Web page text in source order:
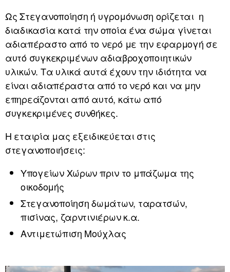
Ως Στεγανοποίηση ή υγρομόνωση ορίζεται η
διαδικασία κατά την οποία ένα σώμα γίνεται
αδιαπέραστο από το νερό με την εφαρμογή σε
αυτό συγκεκριμένων αδιαβροχοποιητικών
υλικών. Τα υλικά αυτά έχουν την ιδιότητα να
είναι αδιαπέραστα από το νερό και να μην
επηρεάζονται από αυτό, κάτω από
συγκεκριμένες συνθήκες.
Η εταιρία μας εξειδικεύεται στις
στεγανοποιήσεις:
Υπογείων Χώρων πριν το μπάζωμα της
οικοδομής
Στεγανοποίηση δωμάτων, ταρατσών,
πισίνας, ζαρντινιέρων κ.α.
Αντιμετώπιση Μούχλας